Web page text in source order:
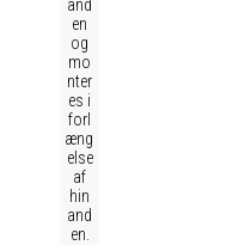
and
en
og
mo
nter
es i
forl
æng
else
af
hin
and
en.